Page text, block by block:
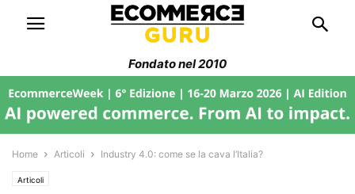
Fondato nel 2010
Home Articoli Industry 4.0: come se la cava l’Italia?
Articoli